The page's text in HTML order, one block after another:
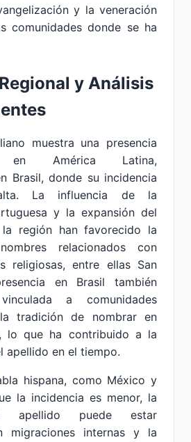
y la veneración
comunidades donde se ha
y Análisis
muestra una presencia
en América Latina,
Brasil, donde su incidencia
La influencia de la
y la expansión del
región han favorecido la
relacionados con
religiosas, entre ellas San
en Brasil también
a comunidades
tradición de nombrar en
lo que ha contribuido a la
apellido en el tiempo.
hispana, como México y
la incidencia es menor, la
apellido puede estar
migraciones internas y la